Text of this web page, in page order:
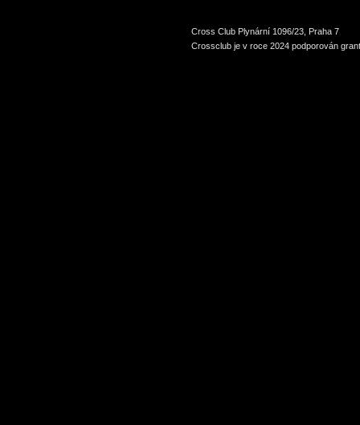
Cross Club Plynární 1096/23, Praha 7
Crossclub je v roce 2024 podporován